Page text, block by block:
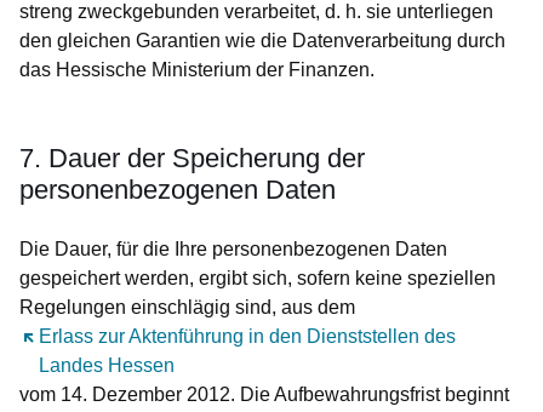
streng zweckgebunden verarbeitet, d. h. sie unterliegen
den gleichen Garantien wie die Datenverarbeitung durch
das Hessische Ministerium der Finanzen.
7. Dauer der Speicherung der
personenbezogenen Daten
Die Dauer, für die Ihre personenbezogenen Daten
gespeichert werden, ergibt sich, sofern keine speziellen
Regelungen einschlägig sind, aus dem
Erlass zur Aktenführung in den Dienststellen des
Landes Hessen
Öffnet sich in einem neuen Fenster
vom 14. Dezember 2012. Die Aufbewahrungsfrist beginnt